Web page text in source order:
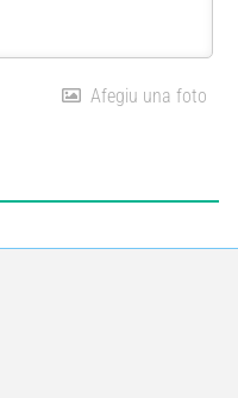
Afegiu una foto